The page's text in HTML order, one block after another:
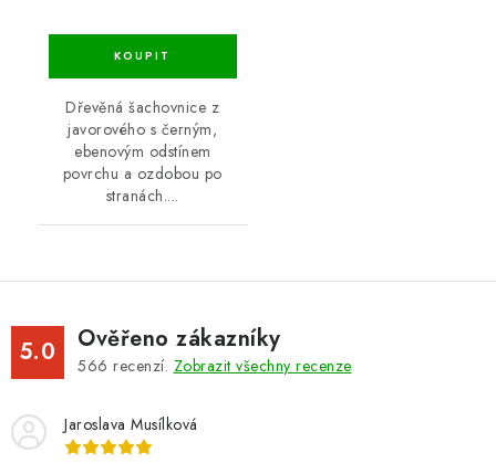
Dřevěná šachovnice z
javorového s černým,
ebenovým odstínem
povrchu a ozdobou po
stranách....
5.0 Ověřeno zákazníky
566 recenzí. Zobrazit všechny recenze
Jaroslava Musílková